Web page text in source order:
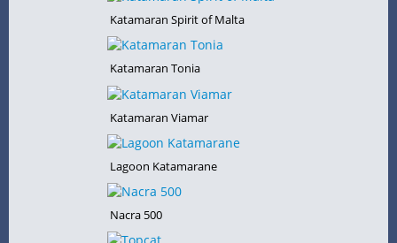
Katamaran Spirit of Malta
Katamaran Tonia
Katamaran Viamar
Lagoon Katamarane
Nacra 500